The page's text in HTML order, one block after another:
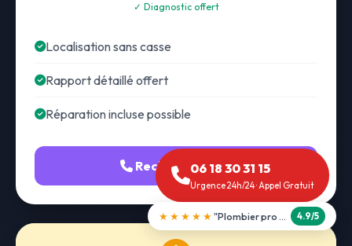
✓ Diagnostic offert
Localisation sans casse
Rapport détaillé offert
Réparation incluse possible
Recherche fuite06 18 30 31 15
Urgence 24h/24 · Appel Gratuit
★★★★★ "Débouchage WC en 30 min" 5.0/5